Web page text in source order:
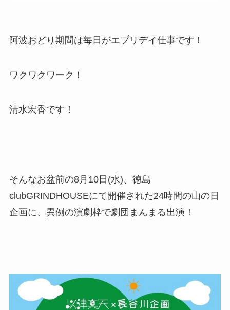
阿波おどり期間は毎日がエブリデイ仕事です！
ワクワクワーク！
清水宏香です！
そんなお盆前の8月10日(水)、徳島
clubGRINDHOUSEにて開催された24時間の山の日
企画に、異例の演劇枠で劇団まんまる出演！